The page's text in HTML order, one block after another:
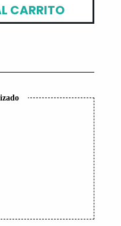
CARRITO